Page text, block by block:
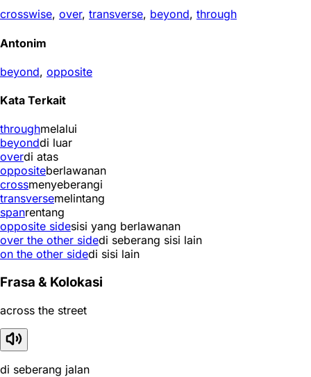
crosswise, over, transverse, beyond, through
Antonim
beyond, opposite
Kata Terkait
throughmelalui
beyonddi luar
overdi atas
oppositeberlawanan
crossmenyeberangi
transversemelintang
spanrentang
opposite sidesisi yang berlawanan
over the other sidedi seberang sisi lain
on the other sidedi sisi lain
Frasa & Kolokasi
across the street
di seberang jalan